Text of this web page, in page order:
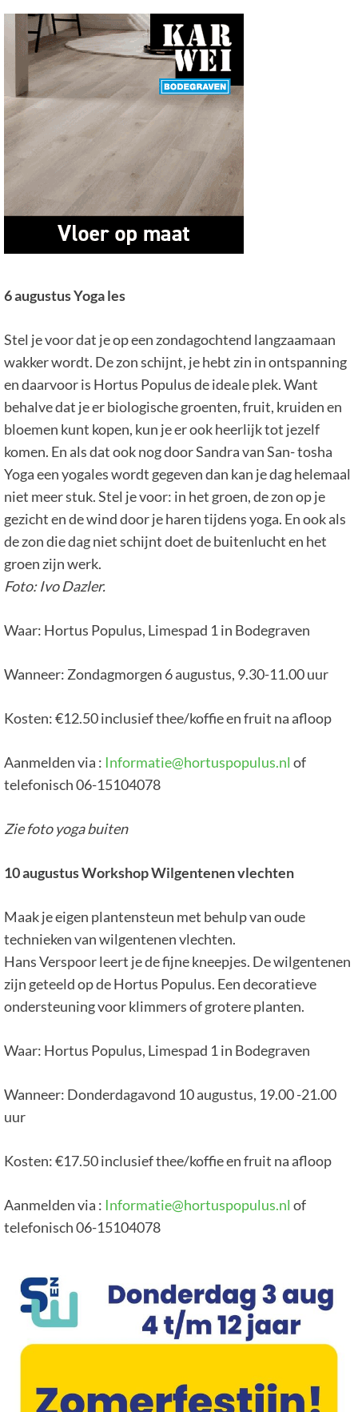
6 augustus Yoga les
Stel je voor dat je op een zondagochtend langzaamaan
wakker wordt. De zon schijnt, je hebt zin in ontspanning
en daarvoor is Hortus Populus de ideale plek. Want
behalve dat je er biologische groenten, fruit, kruiden en
bloemen kunt kopen, kun je er ook heerlijk tot jezelf
komen. En als dat ook nog door Sandra van San- tosha
Yoga een yogales wordt gegeven dan kan je dag helemaal
niet meer stuk. Stel je voor: in het groen, de zon op je
gezicht en de wind door je haren tijdens yoga. En ook als
de zon die dag niet schijnt doet de buitenlucht en het
groen zijn werk.
Foto: Ivo Dazler.
Waar: Hortus Populus, Limespad 1 in Bodegraven
Wanneer: Zondagmorgen 6 augustus, 9.30-11.00 uur
Kosten: €12.50 inclusief thee/koffie en fruit na afloop
Aanmelden via : Informatie@hortuspopulus.nl of
telefonisch 06-15104078
Zie foto yoga buiten
10 augustus Workshop Wilgentenen vlechten
Maak je eigen plantensteun met behulp van oude
technieken van wilgentenen vlechten.
Hans Verspoor leert je de fijne kneepjes. De wilgentenen
zijn geteeld op de Hortus Populus. Een decoratieve
ondersteuning voor klimmers of grotere planten.
Waar: Hortus Populus, Limespad 1 in Bodegraven
Wanneer: Donderdagavond 10 augustus, 19.00 -21.00
uur
Kosten: €17.50 inclusief thee/koffie en fruit na afloop
Aanmelden via : Informatie@hortuspopulus.nl of
telefonisch 06-15104078